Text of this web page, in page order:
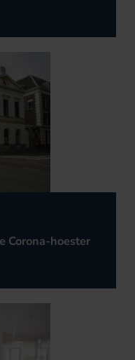
Corona-hoester